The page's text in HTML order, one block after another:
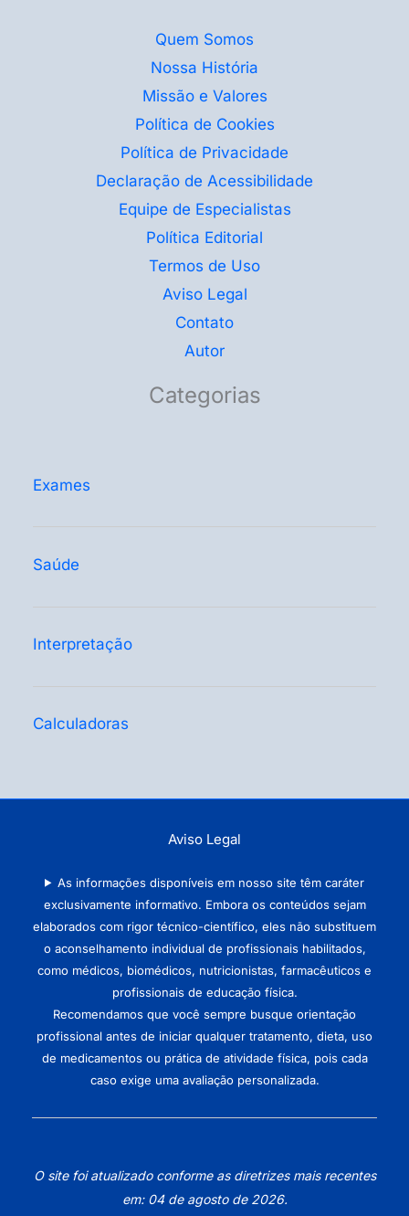
Quem Somos
Nossa História
Missão e Valores
Política de Cookies
Política de Privacidade
Declaração de Acessibilidade
Equipe de Especialistas
Política Editorial
Termos de Uso
Aviso Legal
Contato
Autor
Categorias
Exames
Saúde
Interpretação
Calculadoras
Aviso Legal
As informações disponíveis em nosso site têm caráter
exclusivamente informativo. Embora os conteúdos sejam
elaborados com rigor técnico-científico, eles não substituem
o aconselhamento individual de profissionais habilitados,
como médicos, biomédicos, nutricionistas, farmacêuticos e
profissionais de educação física.
Recomendamos que você sempre busque orientação
profissional antes de iniciar qualquer tratamento, dieta, uso
de medicamentos ou prática de atividade física, pois cada
caso exige uma avaliação personalizada.
O site foi atualizado conforme as diretrizes mais recentes
em: 04 de agosto de 2026.